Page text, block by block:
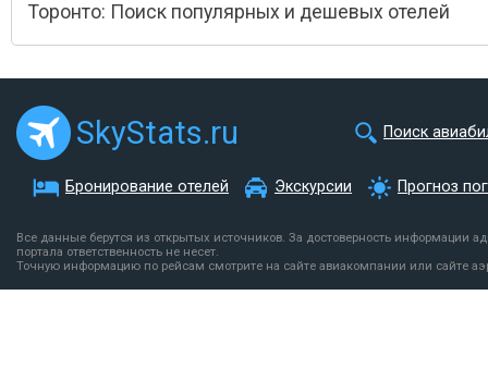
Торонто: Поиск популярных и дешевых отелей
SkyStats.ru Поиск
Бронирование отелей Экскурсии Прогноз
Все данные берутся из открытых источников. За достоверность информации
портала ответственность не несет.
Точную информацию по рейсам смотрите на сайте авиакомпании или сайте